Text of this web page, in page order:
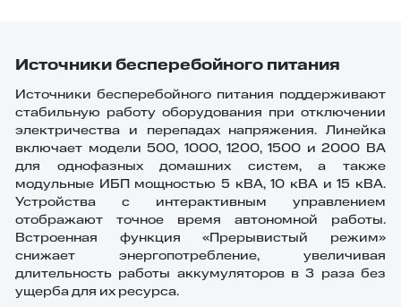
Источники бесперебойного питания
Источники бесперебойного питания поддерживают
стабильную работу оборудования при отключении
электричества и перепадах напряжения. Линейка
включает модели 500, 1000, 1200, 1500 и 2000 ВА
для однофазных домашних систем, а также
модульные ИБП мощностью 5 кВА, 10 кВА и 15 кВА.
Устройства с интерактивным управлением
отображают точное время автономной работы.
Встроенная функция «Прерывистый режим»
снижает энергопотребление, увеличивая
длительность работы аккумуляторов в 3 раза без
ущерба для их ресурса.